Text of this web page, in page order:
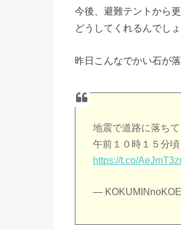
今後、避難テントから
どうしてくれるんでしょ
昨日こんなでかい石が
地震で道路に落ち
午前１０時１５分
https://t.co/
—